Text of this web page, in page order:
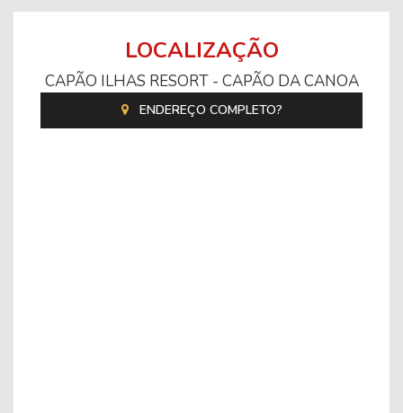
LOCALIZAÇÃO
CAPÃO ILHAS RESORT - CAPÃO DA CANOA
ENDEREÇO COMPLETO?